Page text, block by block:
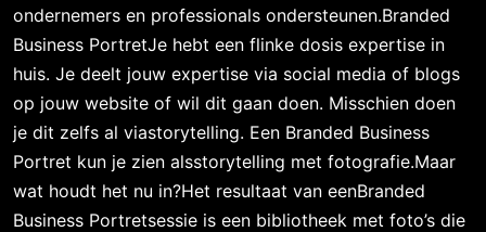
ondernemers en professionals ondersteunen.Branded
Business PortretJe hebt een flinke dosis expertise in
huis. Je deelt jouw expertise via social media of blogs
op jouw website of wil dit gaan doen. Misschien doen
je dit zelfs al viastorytelling. Een Branded Business
Portret kun je zien alsstorytelling met fotografie.Maar
wat houdt het nu in?Het resultaat van eenBranded
Business Portretsessie is een bibliotheek met foto’s die